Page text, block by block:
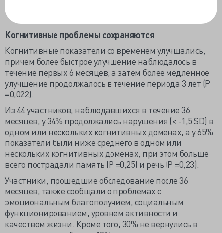
Когнитивные проблемы сохраняются
Когнитивные показатели со временем улучшались,
причем более быстрое улучшение наблюдалось в
течение первых 6 месяцев, а затем более медленное
улучшение продолжалось в течение периода 3 лет (P
=0,022).
Из 44 участников, наблюдавшихся в течение 36
месяцев, у 34% продолжались нарушения (< -1,5 SD) в
одном или нескольких когнитивных доменах, а у 65%
показатели были ниже среднего в одном или
нескольких когнитивных доменах, при этом больше
всего пострадали память (P =0,25) и речь (P =0,23).
Участники, прошедшие обследование после 36
месяцев, также сообщали о проблемах с
эмоциональным благополучием, социальным
функционированием, уровнем активности и
качеством жизни. Кроме того, 30% не вернулись в